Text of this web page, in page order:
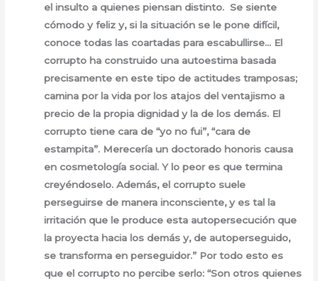
el insulto a quienes piensan distinto. Se siente
cómodo y feliz y, si la situación se le pone difícil,
conoce todas las coartadas para escabullirse… El
corrupto ha construido una autoestima basada
precisamente en este tipo de actitudes tramposas;
camina por la vida por los atajos del ventajismo a
precio de la propia dignidad y la de los demás. El
corrupto tiene cara de “yo no fui”, “cara de
estampita”. Merecería un doctorado honoris causa
en cosmetología social. Y lo peor es que termina
creyéndoselo. Además, el corrupto suele
perseguirse de manera inconsciente, y es tal la
irritación que le produce esta autopersecución que
la proyecta hacia los demás y, de autoperseguido,
se transforma en perseguidor.” Por todo esto es
que el corrupto no percibe serlo: “Son otros quienes